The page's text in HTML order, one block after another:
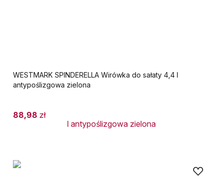
WESTMARK SPINDERELLA Wirówka do sałaty 4,4 l
antypoślizgowa zielona
88,98 zł